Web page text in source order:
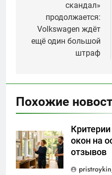
записям
скандал»
продолжается:
Volkswagen ждёт
ещё один большой
штраф
Похожие
окон на
отзывов
pristroykin_